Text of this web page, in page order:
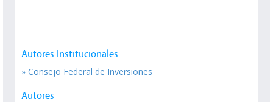
Autores Institucionales
» Consejo Federal de Inversiones
Autores